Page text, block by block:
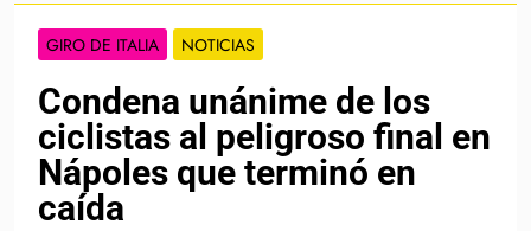
GIRO DE ITALIA NOTICIAS
Condena unánime de los
ciclistas al peligroso final en
Nápoles que terminó en
caída